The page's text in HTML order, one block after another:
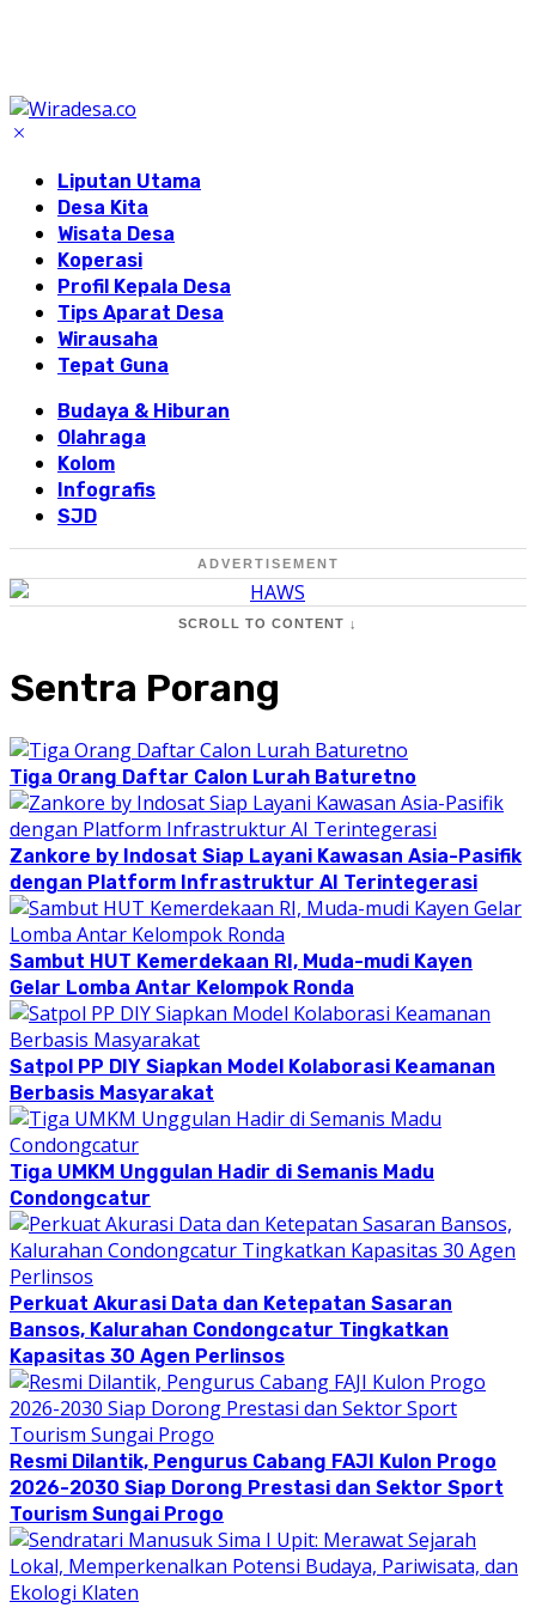
Liputan Utama
Desa Kita
Wisata Desa
Koperasi
Profil Kepala Desa
Tips Aparat Desa
Wirausaha
Tepat Guna
Budaya & Hiburan
Olahraga
Kolom
Infografis
SJD
ADVERTISEMENT
SCROLL TO CONTENT ↓
Sentra Porang
Tiga Orang Daftar Calon Lurah Baturetno
Zankore by Indosat Siap Layani Kawasan Asia-Pasifik
dengan Platform Infrastruktur AI Terintegerasi
Sambut HUT Kemerdekaan RI, Muda-mudi Kayen
Gelar Lomba Antar Kelompok Ronda
Satpol PP DIY Siapkan Model Kolaborasi Keamanan
Berbasis Masyarakat
Tiga UMKM Unggulan Hadir di Semanis Madu
Condongcatur
Perkuat Akurasi Data dan Ketepatan Sasaran
Bansos, Kalurahan Condongcatur Tingkatkan
Kapasitas 30 Agen Perlinsos
Resmi Dilantik, Pengurus Cabang FAJI Kulon Progo
2026-2030 Siap Dorong Prestasi dan Sektor Sport
Tourism Sungai Progo